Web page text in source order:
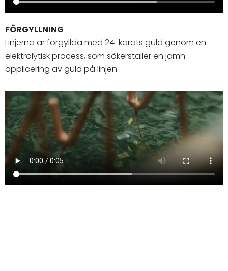
FÖRGYLLNING
Linjerna är förgyllda med 24-karats guld genom en
elektrolytisk process, som säkerställer en jämn
applicering av guld på linjen.